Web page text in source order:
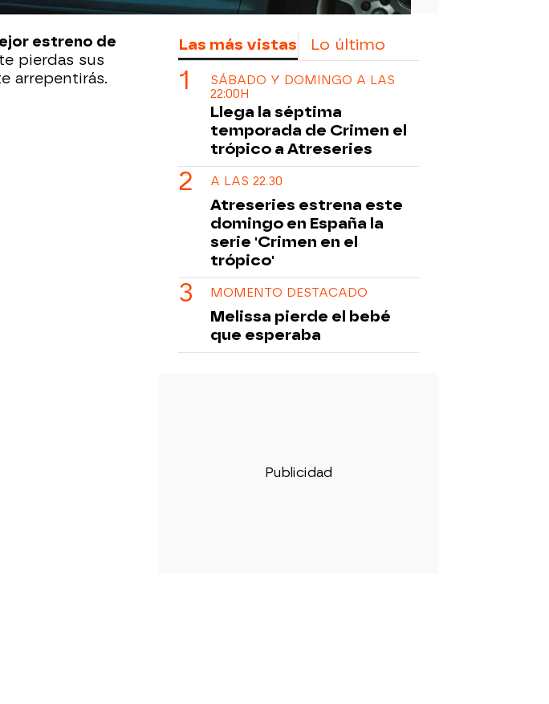
estreno de
pierdas sus
arrepentirás.
Las más vistas Lo último
SÁBADO Y DOMINGO A LAS
22:00H
Llega la séptima
temporada de Crimen el
trópico a Atreseries
A LAS 22.30
Atreseries estrena este
domingo en España la
serie 'Crimen en el
trópico'
MOMENTO DESTACADO
Melissa pierde el bebé
que esperaba